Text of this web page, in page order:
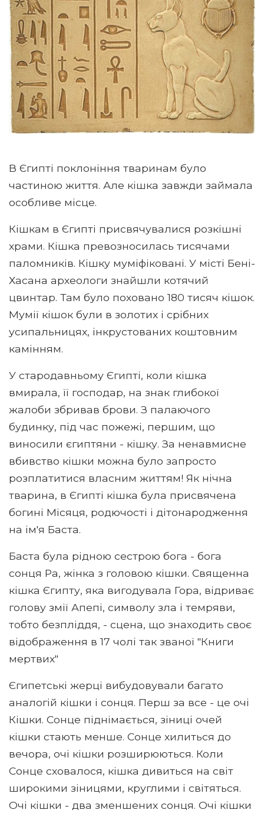
В Єгипті поклоніння тваринам було
частиною життя. Але кішка завжди займала
особливе місце.
Кішкам в Єгипті присвячувалися розкішні
храми. Кішка превозносилась тисячами
паломників. Кішку муміфіковані. У місті Бені-
Хасана археологи знайшли котячий
цвинтар. Там було поховано 180 тисяч кішок.
Мумії кішок були в золотих і срібних
усипальницях, інкрустованих коштовним
камінням.
У стародавньому Єгипті, коли кішка
вмирала, її господар, на знак глибокої
жалоби збривав брови. З палаючого
будинку, під час пожежі, першим, що
виносили єгиптяни - кішку. За ненавмисне
вбивство кішки можна було запросто
розплатитися власним життям! Як нічна
тварина, в Єгипті кішка була присвячена
богині Місяця, родючості і дітонародження
на ім'я Баста.
Баста була рідною сестрою бога - бога
сонця Ра, жінка з головою кішки. Священна
кішка Єгипту, яка вигодувала Гора, відриває
голову змії Апепі, символу зла і темряви,
тобто безпліддя, - сцена, що знаходить своє
відображення в 17 чолі так званої "Книги
мертвих"
Єгипетські жерці вибудовували багато
аналогій кішки і сонця. Перш за все - це очі
Кішки. Сонце піднімається, зіниці очей
кішки стають менше. Сонце хилиться до
вечора, очі кішки розширюються. Коли
Сонце сховалося, кішка дивиться на світ
широкими зіницями, круглими і світяться.
Очі кішки - два зменшених сонця. Очі кішки